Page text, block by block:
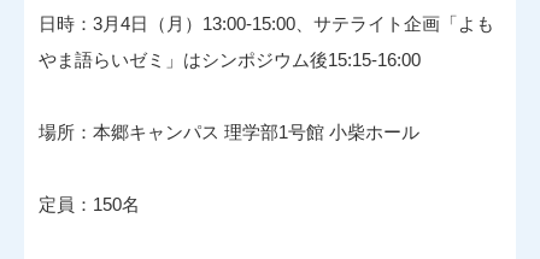
日時：3月4日（月）13:00-15:00、サテライト企画「よも
やま語らいゼミ」はシンポジウム後15:15-16:00
場所：本郷キャンパス 理学部1号館 小柴ホール
定員：150名